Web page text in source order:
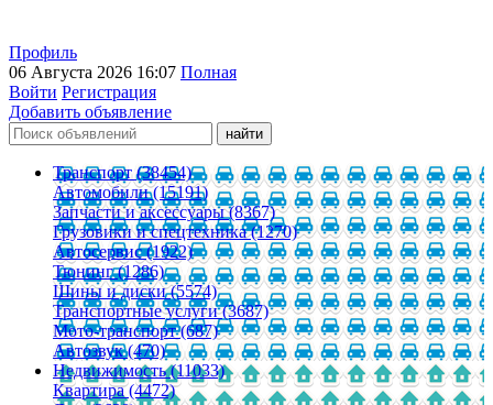
Профиль
06 Августа 2026 16:07 Полная
Войти Регистрация
Добавить объявление
Транспорт (38454)
Автомобили (15191)
Запчасти и аксессуары (8367)
Грузовики и спецтехника (1270)
Автосервис (1922)
Тюнинг (1286)
Шины и диски (5574)
Транспортные услуги (3687)
Мото-транспорт (687)
Автозвук (470)
Недвижимость (11033)
Квартира (4472)